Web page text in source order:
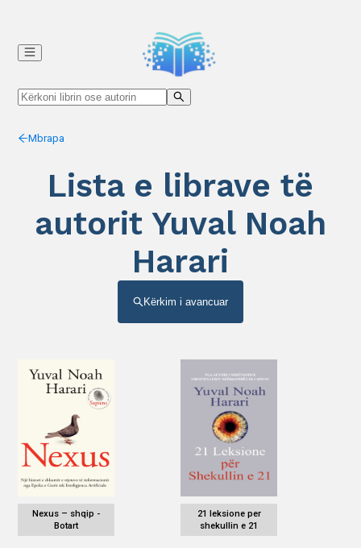
Mbrapa
Lista e librave të
autorit Yuval Noah
Harari
Kërkim i avancuar
Nexus – shqip -
Botart
21 leksione per
shekullin e 21